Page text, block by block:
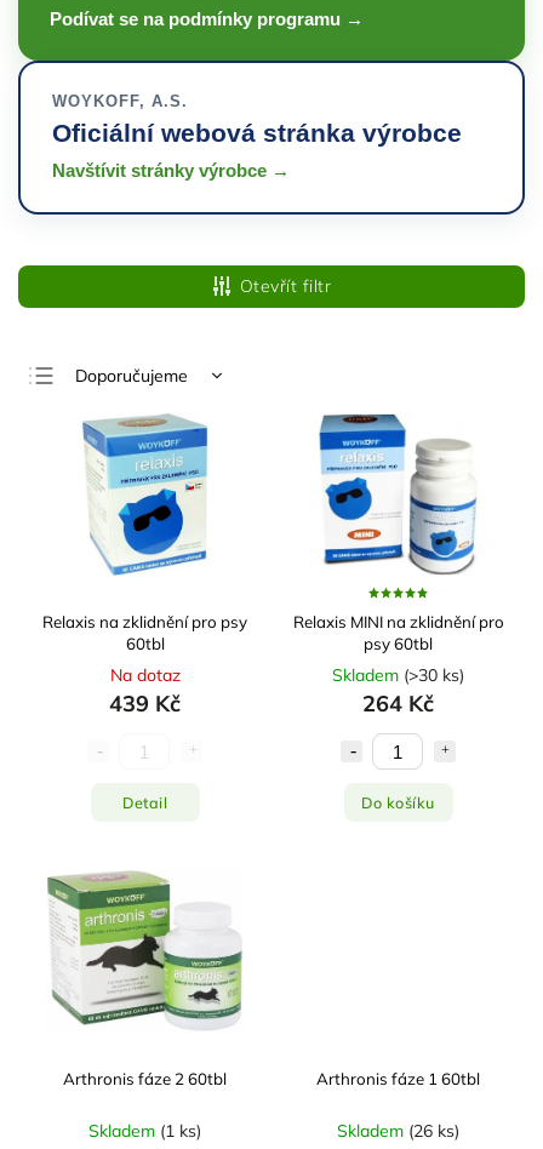
Podívat se na podmínky programu →
WOYKOFF, A.S.
Oficiální webová stránka výrobce
Navštívit stránky výrobce →
Otevřít filtr
Doporučujeme
Nejlevnější
Nejdražší
Nejprodávanější
Abecedně
Relaxis na zklidnění pro psy
60tbl
Na dotaz
439 Kč
Detail
Relaxis MINI na zklidnění pro
psy 60tbl
Skladem (>30 ks)
264 Kč
Do košíku
Arthronis fáze 2 60tbl
Skladem (1 ks)
Arthronis fáze 1 60tbl
Skladem (26 ks)